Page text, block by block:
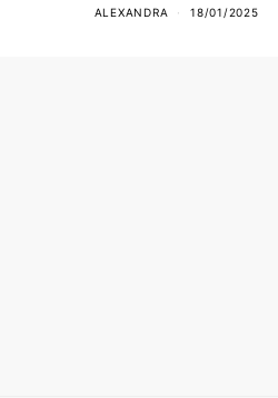
ALEXANDRA 18/01/2025